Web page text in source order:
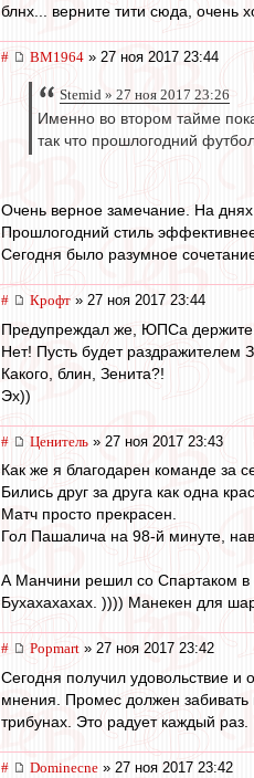
блнх... верните тити сюда, очень
# BM1964 » 27 ноя 2017 23:44
Stemid » 27 ноя 2017 23:26
Именно во втором тайме
так что прошлогодний
Очень верное замечание. На
Прошлогодний стиль
Сегодня было разумное
# Крофт » 27 ноя 2017 23:44
Предупреждал же, ЮПСа
Нет! Пусть будет раздражителем
Какого, блин, Зенита?!
Эх))
# Ценитель » 27 ноя 2017 23:43
Как же я благодарен команде за
Бились друг за друга как одна
Матч просто прекрасен.
Гол Пашалича на 98-й минуте,
А Манчини решил со Спартаком в
Бухахахахах. )))) Манекен для
# Popmart » 27 ноя 2017 23:42
Сегодня получил удовольствие
мнения. Промес должен забивать
трибунах. Это радует каждый раз.
# Dominecne » 27 ноя 2017 23:42